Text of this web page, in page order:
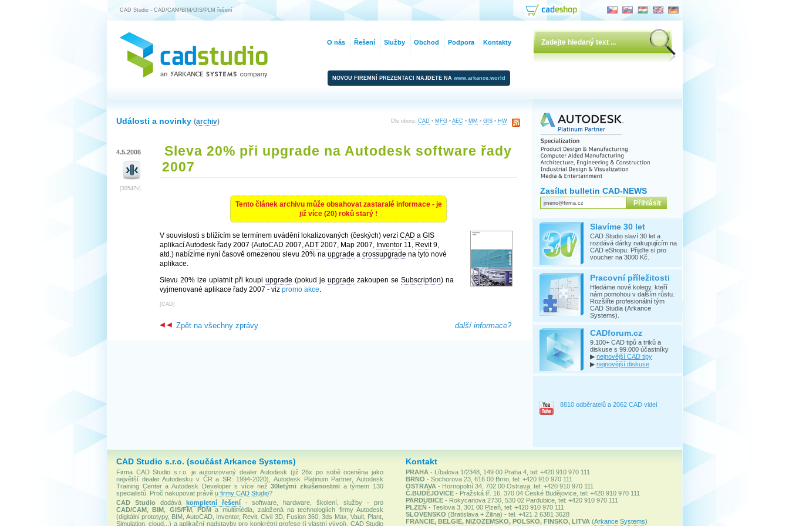
CAD Studio - CAD/CAM/BIM/GIS/PLM řešení
NOVOU FIREMNÍ PREZENTACI NAJDETE NA www.arkance.world
Dle oboru: CAD • MFG • AEC • MM • GIS • HW
Události a novinky (archiv)
4.5.2006
[30547x]
Sleva 20% při upgrade na Autodesk software řady
2007
Tento článek archivu může obsahovat zastaralé informace - je
již více (20) roků starý !
V souvislosti s blížícím se termínem uvádění lokalizovaných (českých) verzí CAD a GIS
aplikacíAutodesk řady 2007 (AutoCAD 2007,ADT 2007, Map 2007, Inventor 11, Revit9,
atd.) nabízíme nyní časově omezenou slevu 20% na upgrade a crossupgrade na tyto nové
aplikace.
Slevu 20% lze uplatnit při koupi upgrade (pokud je upgrade zakoupen se Subscription) na
vyjmenované aplikace řady 2007 - viz promo akce.
[CAD]
další informace?
Zpět na všechny zprávy
Zasílat bulletin CAD-NEWS
Slavíme 30 let
CAD Studio slaví 30 let a
rozdává dárky nakupujícím na
CAD eShopu. Přijďte si pro
voucher na 3000 Kč.
Pracovní příležitosti
Hledáme nové kolegy, kteří
nám pomohou v dalším růstu.
Rozšiřte profesionální tým
CAD Studia (Arkance
Systems).
CADforum.cz
9.100+ CAD tipů a triků a
diskuse s 99.000 účastníky
▶ nejnovější CAD tipy
▶ nejnovější diskuse
8810 odběratelů a 2062 CAD videí
CAD Studio s.r.o. (součást Arkance Systems)
Firma CAD Studio s.r.o. je autorizovaný dealer Autodesk (již 26x po sobě oceněna jako
největší dealer Autodesku v ČR a SR: 1994-2020), Autodesk Platinum Partner, Autodesk
Training Center a Autodesk Developer s více než30letými zkušenostmi a týmem 130
specialistů. Proč nakupovat právě u firmy CAD Studio?
CAD Studiododává kompletní řešení- software, hardware, školení, služby - pro
CAD/CAM ,BIM GIS/FM, PDMa multimédia, založená na technologiích firmy Autodesk
(digitální prototypy, BIM, AutoCAD, Inventor, Revit, Civil 3D, Fusion 360, 3ds Max, Vault, Plant,
Simulation, cloud...) a aplikační nadstavby pro konkrétní profese (i vlastní vývoj). CAD Studio
Kontakt
PRAHA - Líbalova 1/2348, 149 00 Praha 4, tel: +420 910 970 111
BRNO - Sochorova 23, 616 00 Brno, tel: +420 910 970 111
OSTRAVA - Hornopolní 34, 702 00 Ostrava, tel: +420 910 970 111
Č.BUDĚJOVICE- Pražská tř. 16, 370 04 České Budějovice, tel: +420 910 970 111
PARDUBICE- Rokycanova 2730, 530 02 Pardubice, tel: +420 910 970 111
PLZEŇ- Teslova 3, 301 00 Plzeň, tel: +420 910 970 111
SLOVENSKO (Bratislava + Žilina) - tel. +421 2 6381 3628
FRANCIE, BELGIE, NIZOZEMSKO, POLSKO, FINSKO, LITVA (Arkance Systems)
O nás Řešení Služby Obchod Podpora Kontakty